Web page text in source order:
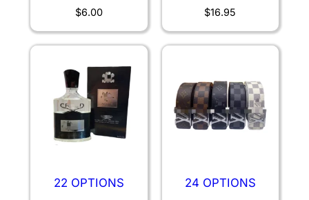
$6.00 $16.95
22 OPTIONS 24 OPTIONS